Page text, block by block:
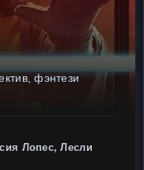
фэнтези
Лопес, Лесли